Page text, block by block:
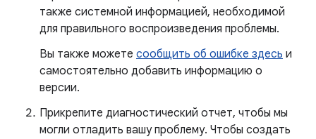
также системной информацией, необходимой
для правильного воспроизведения проблемы.
Вы также можете сообщить об ошибке здесь и
самостоятельно добавить информацию о
версии.
Прикрепите диагностический отчет, чтобы мы
могли отладить вашу проблему. Чтобы создать